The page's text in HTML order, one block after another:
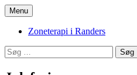
Hop
til
indhold
Stinas Zoneterapi
Menu
Zoneterapi i Randers
Søg
efter: